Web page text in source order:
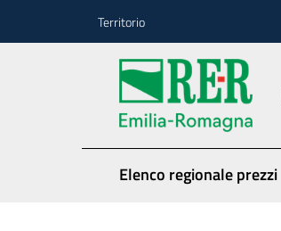
Territorio
Elenco regionale prezzi